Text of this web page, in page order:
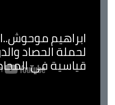
ابراهيم
لحملة الحصاد
قياسية في